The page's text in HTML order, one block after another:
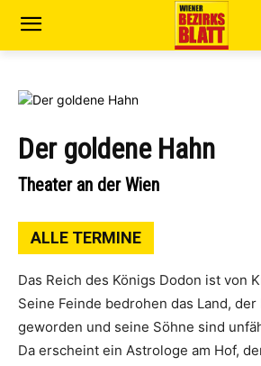
Der goldene Hahn
Theater an der Wien
ALLE TERMINE
Das Reich des Königs Dodon ist von
Seine Feinde bedrohen das Land,
geworden und seine Söhne sind
Da erscheint ein Astrologe am Hof,